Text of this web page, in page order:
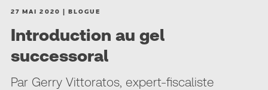
27 MAI 2020 | BLOGUE
Introduction au gel
successoral
Par Gerry Vittoratos, expert-fiscaliste